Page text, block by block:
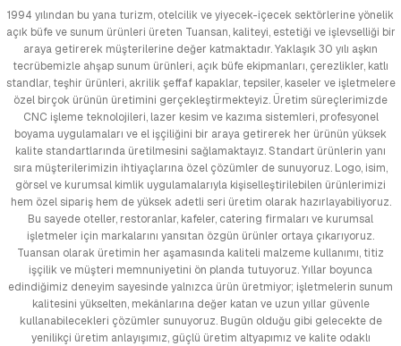
1994 yılından bu yana turizm, otelcilik ve yiyecek-içecek sektörlerine yönelik
açık büfe ve sunum ürünleri üreten Tuansan, kaliteyi, estetiği ve işlevselliği bir
araya getirerek müşterilerine değer katmaktadır. Yaklaşık 30 yılı aşkın
tecrübemizle ahşap sunum ürünleri, açık büfe ekipmanları, çerezlikler, katlı
standlar, teşhir ürünleri, akrilik şeffaf kapaklar, tepsiler, kaseler ve işletmelere
özel birçok ürünün üretimini gerçekleştirmekteyiz. Üretim süreçlerimizde
CNC işleme teknolojileri, lazer kesim ve kazıma sistemleri, profesyonel
boyama uygulamaları ve el işçiliğini bir araya getirerek her ürünün yüksek
kalite standartlarında üretilmesini sağlamaktayız. Standart ürünlerin yanı
sıra müşterilerimizin ihtiyaçlarına özel çözümler de sunuyoruz. Logo, isim,
görsel ve kurumsal kimlik uygulamalarıyla kişiselleştirilebilen ürünlerimizi
hem özel sipariş hem de yüksek adetli seri üretim olarak hazırlayabiliyoruz.
Bu sayede oteller, restoranlar, kafeler, catering firmaları ve kurumsal
işletmeler için markalarını yansıtan özgün ürünler ortaya çıkarıyoruz.
Tuansan olarak üretimin her aşamasında kaliteli malzeme kullanımı, titiz
işçilik ve müşteri memnuniyetini ön planda tutuyoruz. Yıllar boyunca
edindiğimiz deneyim sayesinde yalnızca ürün üretmiyor; işletmelerin sunum
kalitesini yükselten, mekânlarına değer katan ve uzun yıllar güvenle
kullanabilecekleri çözümler sunuyoruz. Bugün olduğu gibi gelecekte de
yenilikçi üretim anlayışımız, güçlü üretim altyapımız ve kalite odaklı